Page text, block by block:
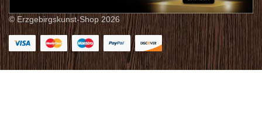
© Erzgebirgskunst-Shop 2026